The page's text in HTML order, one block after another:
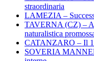
straordinaria
LAMEZIA –
TAVERNA (CZ) –
naturalistica
CATANZARO – Il
SOVERIA